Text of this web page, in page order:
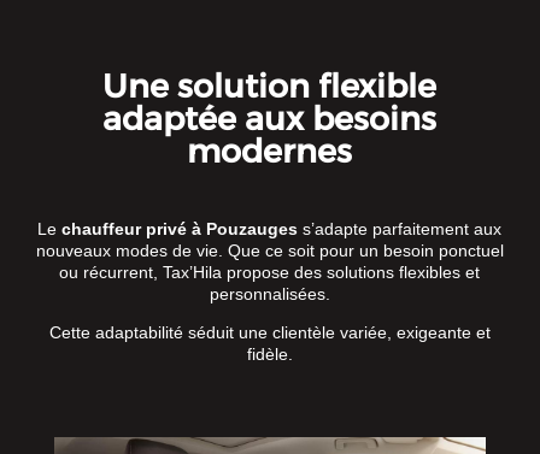
Une solution flexible
adaptée aux besoins
modernes
Lechauffeur privé à Pouzauges s’adapte parfaitement aux
nouveaux modes de vie. Que ce soit pour un besoin ponctuel
ou récurrent, Tax’Hila propose des solutions flexibles et
personnalisées.
Cette adaptabilité séduit une clientèle variée, exigeante et
fidèle.